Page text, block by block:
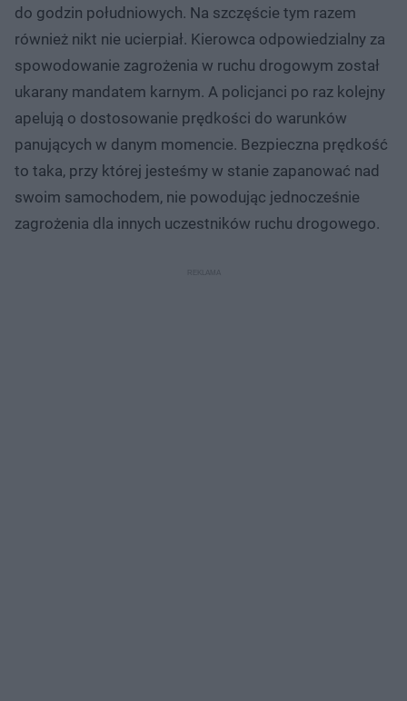
do godzin południowych. Na szczęście tym razem
również nikt nie ucierpiał. Kierowca odpowiedzialny za
spowodowanie zagrożenia w ruchu drogowym został
ukarany mandatem karnym. A policjanci po raz kolejny
apelują o dostosowanie prędkości do warunków
panujących w danym momencie. Bezpieczna prędkość
to taka, przy której jesteśmy w stanie zapanować nad
swoim samochodem, nie powodując jednocześnie
zagrożenia dla innych uczestników ruchu drogowego.